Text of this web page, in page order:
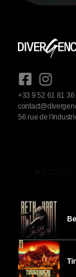
+33 9 52 61 81 36
56 rue de